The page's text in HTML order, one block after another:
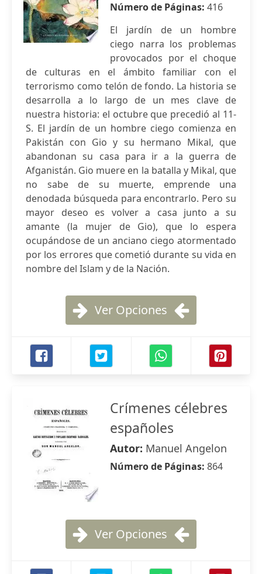
Número de Páginas: 416
El jardín de un hombre
ciego narra los problemas
provocados por el choque
de culturas en el ámbito familiar con el
terrorismo como telón de fondo. La historia se
desarrolla a lo largo de un mes clave de
nuestra historia: el octubre que precedió al 11-
S. El jardín de un hombre ciego comienza en
Pakistán con Gio y su hermano Mikal, que
abandonan su casa para ir a la guerra de
Afganistán. Gio muere en la batalla y Mikal, que
no sabe de su muerte, emprende una
denodada búsqueda para encontrarlo. Pero su
mayor deseo es volver a casa junto a su
amante (la mujer de Gio), que lo espera
ocupándose de un anciano ciego atormentado
por los errores que cometió durante su vida en
nombre del Islam y de la Nación.
Ver Opciones
Crímenes célebres
españoles
Autor: Manuel Angelon
Número de Páginas: 864
Ver Opciones